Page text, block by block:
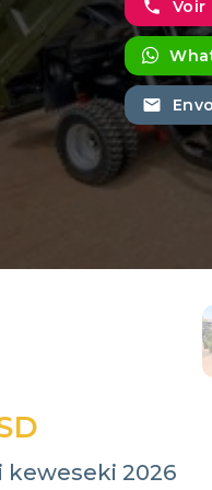
phone Voir
email
keweseki 2026